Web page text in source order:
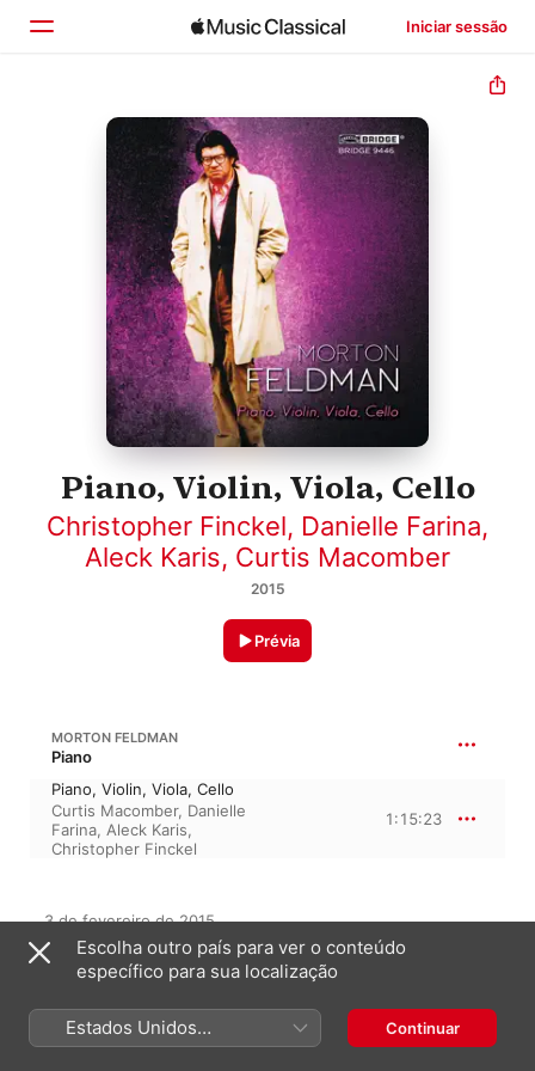
Iniciar sessão
Início
Buscar
Piano, Violin, Viola, Cello
Christopher Finckel, Danielle Farina,
Aleck Karis, Curtis Macomber
2015
Prévia
MORTON FELDMAN
Piano
Piano, Violin, Viola, Cello
Curtis Macomber, Danielle
Farina, Aleck Karis,
Christopher Finckel
1:15:23
3 de fevereiro de 2015
1 faixa, 1 hora 15 minutos
℗ 2015 Bridge Records
GRAVADORA
Bridge Records
Escolha outro país para ver o conteúdo
específico para sua localização
Estados Unidos
(Português Brasil)
Continuar